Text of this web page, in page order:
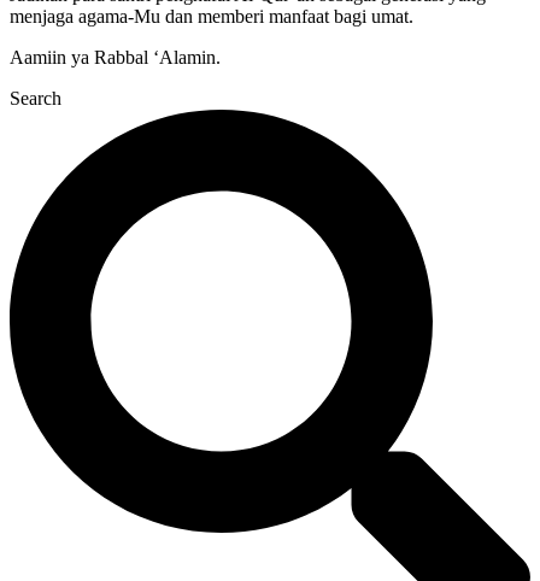
menjaga agama-Mu dan memberi manfaat bagi umat.
Aamiin ya Rabbal ‘Alamin.
Search